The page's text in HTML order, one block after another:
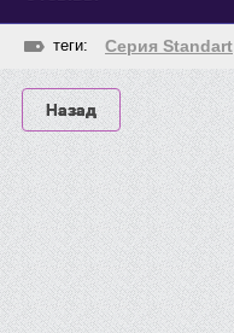
теги: Серия Standart
Назад